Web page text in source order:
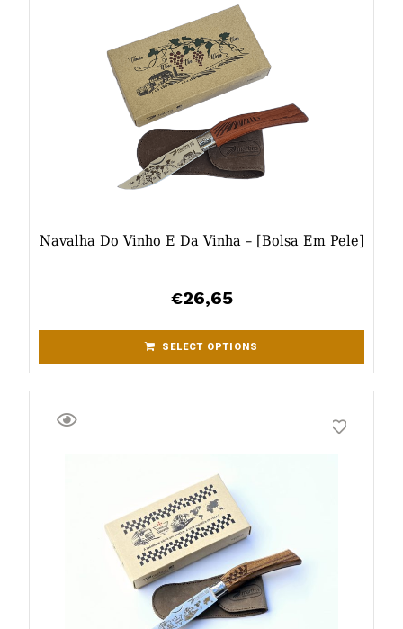
Navalha Do Vinho E Da Vinha – [bolsa Em Pele]
€26,65
SELECT OPTIONS